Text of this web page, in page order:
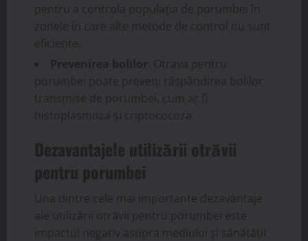
pentru a controla populația de porumbei în
zonele în care alte metode de control nu sunt
eficiente.
Prevenirea bolilor : Otrava pentru
porumbei poate preveni răspândirea bolilor
transmise de porumbei, cum ar fi
histoplasmoza și criptococoza.
Dezavantajele utilizării otrăvii
pentru porumbei
Una dintre cele mai importante dezavantaje
ale utilizării otrăvii pentru porumbei este
impactul negativ asupra mediului și sănătății